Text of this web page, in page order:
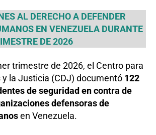
AL DERECHO A DEFENDER
EN VENEZUELA DURANTE
DE 2026
trimestre de 2026, el Centro para
y la Justicia (CDJ) documentó 122
de seguridad en contra de
defensoras de
en Venezuela.